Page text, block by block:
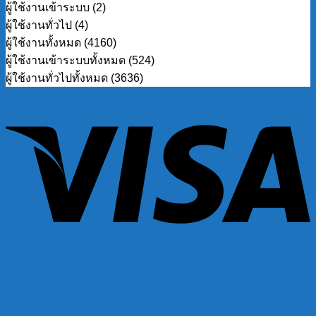
ผู้ใช้งานเข้าระบบ (2)
ผู้ใช้งานทั่วไป (4)
ผู้ใช้งานทั้งหมด (4160)
ผู้ใช้งานเข้าระบบทั้งหมด (524)
ผู้ใช้งานทั่วไปทั้งหมด (3636)